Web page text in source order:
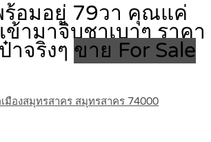
ร้อมอยู่ 79วา คุณแค่
ข้ามาจิบชาเบาๆ ราคา
าจริงๆ ขาย For Sale
มืองสมุทรสาคร สมุทรสาคร 74000